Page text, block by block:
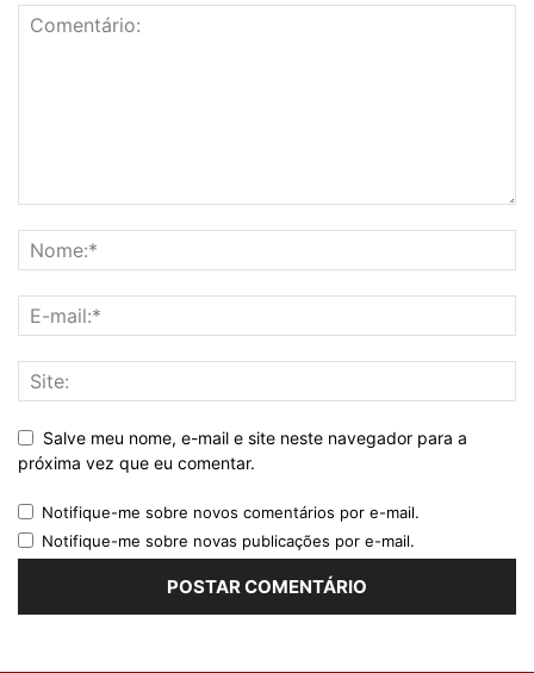
Salve meu nome, e-mail e site neste navegador para a
próxima vez que eu comentar.
Notifique-me sobre novos comentários por e-mail.
Notifique-me sobre novas publicações por e-mail.